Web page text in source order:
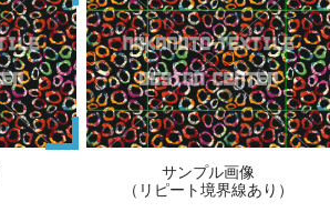
サンプル画像
（リピート境界線あり）